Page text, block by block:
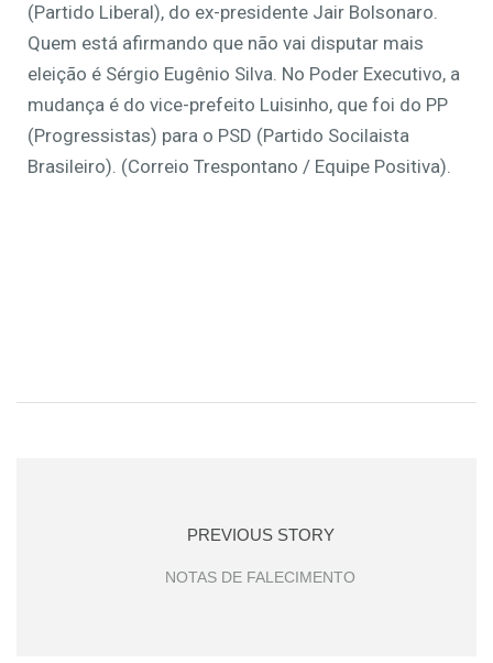
(Partido Liberal), do ex-presidente Jair Bolsonaro.
Quem está afirmando que não vai disputar mais
eleição é Sérgio Eugênio Silva. No Poder Executivo, a
mudança é do vice-prefeito Luisinho, que foi do PP
(Progressistas) para o PSD (Partido Socilaista
Brasileiro). (Correio Trespontano / Equipe Positiva).
PREVIOUS STORY
NOTAS DE FALECIMENTO